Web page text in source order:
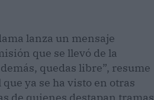
lanza un mensaje
que se llevó de la
quedas libre”, resume
ya se ha visto en otras